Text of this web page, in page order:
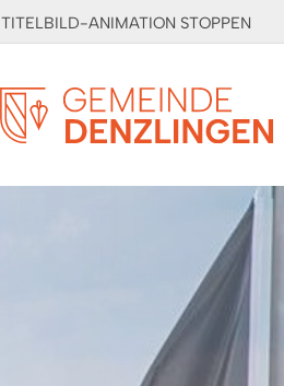
TITELBILD-ANIMATION STOPPEN